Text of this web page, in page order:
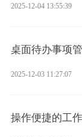
2025-12-04 13:55:39
桌面待办事项
2025-12-03 11:27:07
操作便捷的工